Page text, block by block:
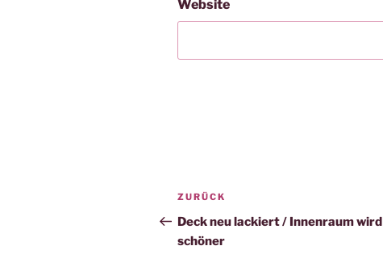
Website
Beitragsnavigation
Vorheriger
Beitrag
ZURÜCK
Deck neu lackiert / Innenraum wird
schöner